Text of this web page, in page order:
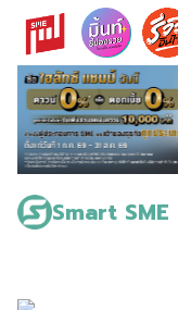
Skip
content
Smart SME
Search
for: